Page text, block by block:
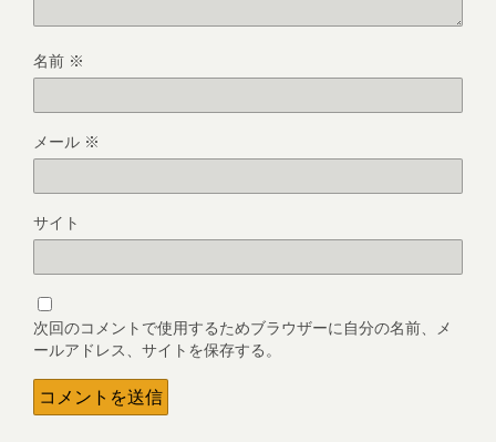
名前 ※
メール ※
サイト
次回のコメントで使用するためブラウザーに自分の名前、メ
ールアドレス、サイトを保存する。